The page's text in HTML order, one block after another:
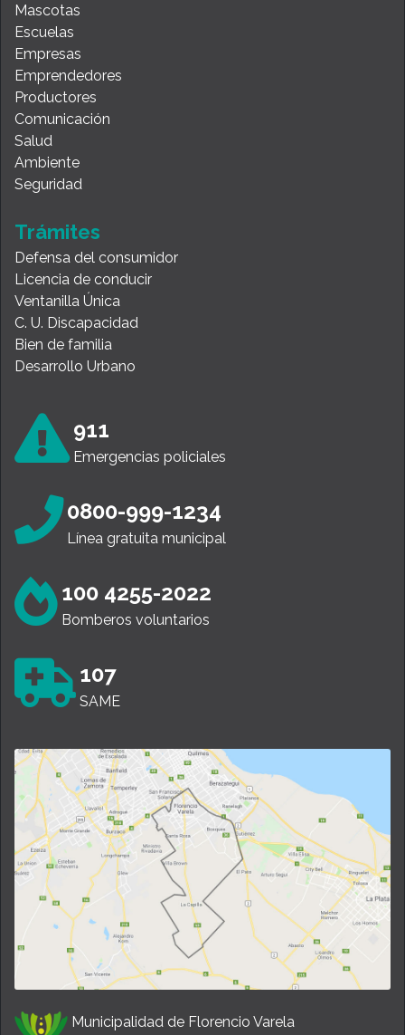
Mascotas
Escuelas
Empresas
Emprendedores
Productores
Comunicación
Salud
Ambiente
Seguridad
Trámites
Defensa del consumidor
Licencia de conducir
Ventanilla Única
C. U. Discapacidad
Bien de familia
Desarrollo Urbano
911
Emergencias policiales
0800-999-1234
Línea gratuita municipal
100 4255-2022
Bomberos voluntarios
107
SAME
Municipalidad de Florencio Varela